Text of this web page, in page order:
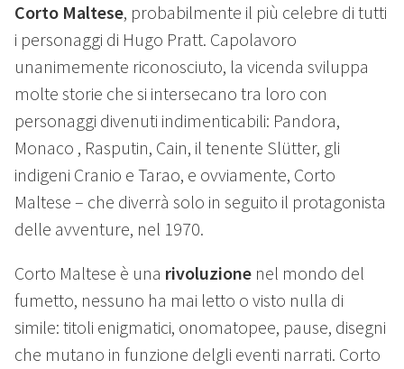
Corto Maltese, probabilmente il più celebre di tutti
i personaggi di Hugo Pratt. Capolavoro
unanimemente riconosciuto, la vicenda sviluppa
molte storie che si intersecano tra loro con
personaggi divenuti indimenticabili: Pandora,
Monaco , Rasputin, Cain, il tenente Slütter, gli
indigeni Cranio e Tarao, e ovviamente, Corto
Maltese – che diverrà solo in seguito il protagonista
delle avventure, nel 1970.
Corto Maltese è una rivoluzione nel mondo del
fumetto, nessuno ha mai letto o visto nulla di
simile: titoli enigmatici, onomatopee, pause, disegni
che mutano in funzione delgli eventi narrati. Corto